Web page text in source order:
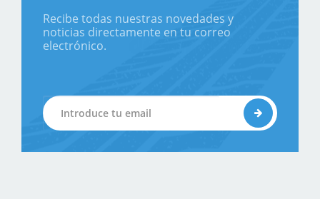
Recibe todas nuestras novedades y
noticias directamente en tu correo
electrónico.